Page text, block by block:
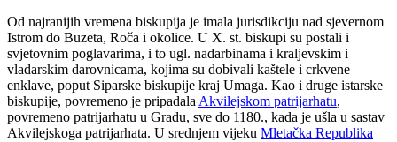
Od najranijih vremena biskupija je imala jurisdikciju nad sjevernom
Istrom do Buzeta, Roča i okolice. U X. st. biskupi su postali i
svjetovnim poglavarima, i to ugl. nadarbinama i kraljevskim i
vladarskim darovnicama, kojima su dobivali kaštele i crkvene
enklave, poput Siparske biskupije kraj Umaga. Kao i druge istarske
biskupije, povremeno je pripadala Akvilejskom patrijarhatu,
povremeno patrijarhatu u Gradu, sve do 1180., kada je ušla u sastav
Akvilejskoga patrijarhata. U srednjem vijeku Mletačka Republika